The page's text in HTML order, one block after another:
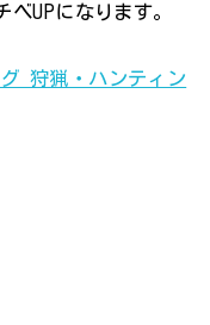
UPになります。